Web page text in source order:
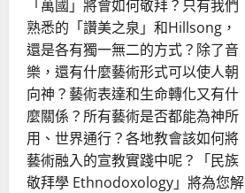
「萬國」將會如何敬拜？只有我們
熟悉的「讚美之泉」和Hillsong，
還是各有獨一無二的方式？除了音
樂，還有什麼藝術形式可以使人朝
向神？藝術表達和生命轉化又有什
麼關係？所有藝術是否都能為神所
用、世界通行？各地教會該如何將
藝術融入的宣教實踐中呢？「民族
敬拜學 Ethnodoxology」將為您解